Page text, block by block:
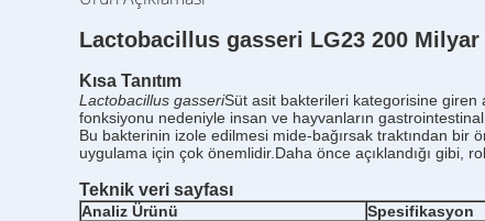
Lactobacillus gasseri LG23 200
Kısa Tanıtım
Lactobacillus gasseriSüt asit bakterileri kategorisine giren
fonksiyonu nedeniyle insan ve hayvanların
Bu bakterinin izole edilmesi mide-bağırsak traktından
uygulama için çok önemlidir.Daha önce açıklandığı gibi,
Teknik veri sayfası
Analiz Ürünü
Spesifikasyon